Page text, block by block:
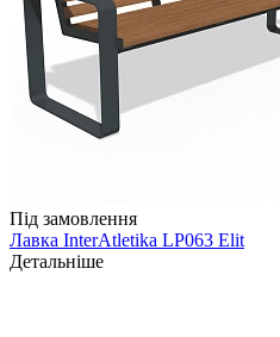
Під замовлення
Лавка InterAtletika LP063 Elit
Детальніше